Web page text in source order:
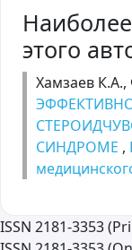
этого
Хамзаев
СИНДРОМЕ ,
ISSN 2181-3353